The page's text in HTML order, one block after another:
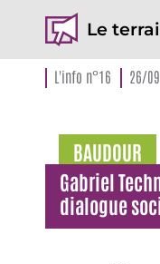
Le
L'info n°16 26/
BAUDOUR
Gabriel
dialogue